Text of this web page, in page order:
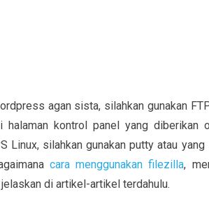
agan sista, silahkan gunakan
halaman kontrol panel yang diberikan
Linux, silahkan gunakan putty atau yang
cara menggunakan filezilla,
di artikel-artikel terdahulu.